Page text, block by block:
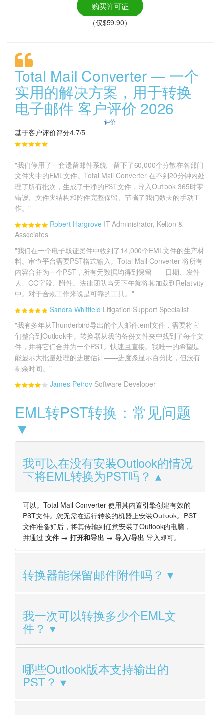
购买许可证
（仅$59.90）
Total Mail Converter — 一个
实用的解决方案，用于转换
电子邮件 客户评价 2026
评价
基于客户评价评分4.7/5
"我们停用了一套遗留邮件系统，留下了60,000个分散在各部门
文件夹中的EML文件。Total Mail Converter 在不到20分钟内处
理了所有批次，生成了干净的PST文件，导入Outlook 365时零
错误。文件夹结构和附件完整保留。节省了我们数天的手动工
作。"
Robert Hargrove IT Administrator, Kelton &
Associates
"我们在一个电子取证案件中收到了14,000个EML文件的生产材
料。审查平台需要PST格式输入。Total Mail Converter 将所有
内容合并为一个PST，所有元数据均得到保留——日期、发件
人、CC字段、附件。法律团队当天下午就将其加载到Relativity
中。对于合规工作来说是可靠的工具。"
Sandra Whitfield Litigation Support Specialist
"我有多年从Thunderbird导出的个人邮件.eml文件，需要将它
们整合到Outlook中。转换器从我的备份文件夹中找到了每个文
件，并将它们合并为一个PST。快速且直接。我唯一的希望是
能显示大批量处理的进度估计——进度条显示百分比，但没有
剩余时间。"
James Petrov Software Developer
EML转PST转换：常见问题
▼
我可以在没有安装Outlook的情况
下将EML转换为PST吗？
可以。Total Mail Converter 使用其内置引擎创建有效的
PST文件。您无需在运行转换的机器上安装Outlook。PST
文件准备好后，将其传输到任意安装了Outlook的电脑，
并通过 文件 → 打开和导出 → 导入/导出 导入即可。
转换器能保留邮件附件吗？
我一次可以转换多少个EML文
件？
哪些Outlook版本支持输出的
PST？